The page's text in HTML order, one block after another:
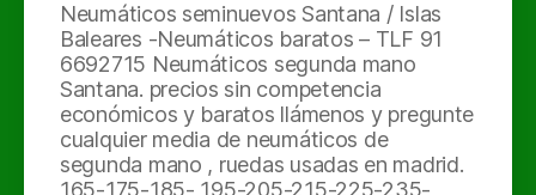
Neumáticos seminuevos Santana / Islas
Baleares -Neumáticos baratos – TLF 91
6692715 Neumáticos segunda mano
Santana. precios sin competencia
económicos y baratos llámenos y pregunte
cualquier media de neumáticos de
segunda mano , ruedas usadas en madrid.
165-175-185- 195-205-215-225-235-